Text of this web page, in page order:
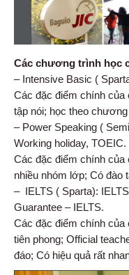
Các chương trình học
– Intensive Basic (
Các đặc điểm chính
tập nói; học theo
– Power Speaking (
Working holiday, TOEIC.
Các đặc điểm chính
nhiều nhóm lớp; Có đào
– IELTS ( Sparta):
Guarantee – IELTS.
Các đặc điểm chính
tiên phong; Official
đáo; Có hiệu quả rất